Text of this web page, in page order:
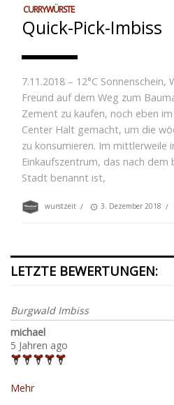
CURRYWÜRSTE
Quick-Pick-Imbiss
7.11.2018 – 12°C
Freund auf dem Weg zum
Zement zu kaufen, noch eben
Center Halt gemacht, um die
zu konsumieren. Im mittlerweile
Einkaufszentrum, das nach
Stadt benannt ist,
wurstzeit / 3. Dezember 2018 /
LETZTE BEWERTUNGEN:
Burgwald Imbiss
michael
5 Jahren ago
Mehr